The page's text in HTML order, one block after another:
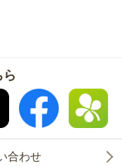
合わせ